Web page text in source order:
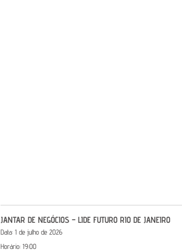
JANTAR DE NEGÓCIOS – LIDE FUTURO RIO DE JANEIRO
Data:1 de julho de 2026
Horário:19:00